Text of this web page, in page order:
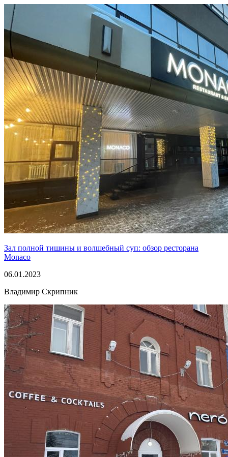
Зал полной тишины и волшебный суп: обзор ресторана
Monaco
06.01.2023
Владимир Скрипник